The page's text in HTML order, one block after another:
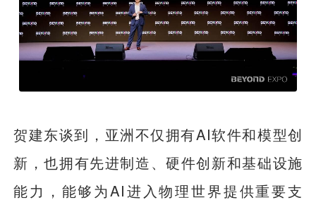
贺建东谈到，亚洲不仅拥有AI软件和模型创
新，也拥有先进制造、硬件创新和基础设施
能力，能够为AI进入物理世界提供重要支